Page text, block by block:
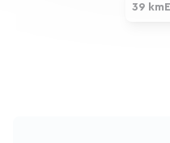
39 km